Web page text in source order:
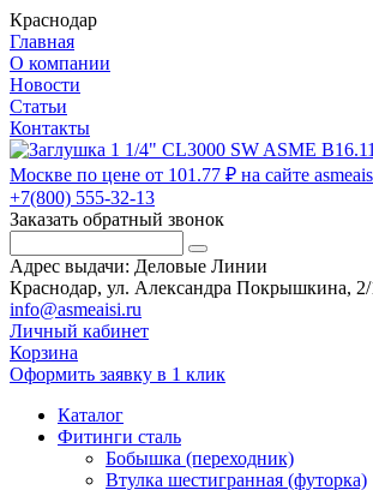
Краснодар
Главная
О компании
Новости
Статьи
Контакты
+7(800) 555-32-13
Заказать обратный звонок
Адрес выдачи: Деловые Линии
Краснодар, ул. Александра Покрышкина, 2/
info@asmeaisi.ru
Личный кабинет
Корзина
Оформить заявку в 1 клик
Каталог
Фитинги сталь
Бобышка (переходник)
Втулка шестигранная (футорка)